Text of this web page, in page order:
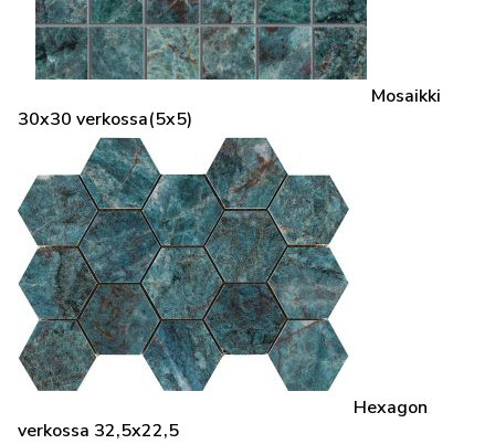
Mosaikki
30x30 verkossa(5x5)
Hexagon
verkossa 32,5x22,5